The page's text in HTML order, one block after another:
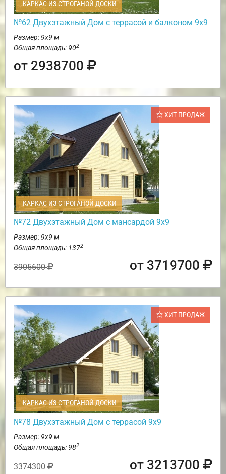
КАРКАС ИЗ СТРОГАНОЙ ДОСКИ
№62 Двухэтажный Дом с террасой и балконом 9х9
Размер: 9х9 м
Общая площадь: 902
от 2938700
ХИТ ПРОДАЖ
КАРКАС ИЗ СТРОГАНОЙ ДОСКИ
№72 Двухэтажный Дом с мансардой 9х9
Размер: 9х9 м
Общая площадь: 1372
3905600 от 3719700
ХИТ ПРОДАЖ
КАРКАС ИЗ СТРОГАНОЙ ДОСКИ
№78 Двухэтажный Дом с террасой 9х9
Размер: 9х9 м
Общая площадь: 982
3374300 от 3213700